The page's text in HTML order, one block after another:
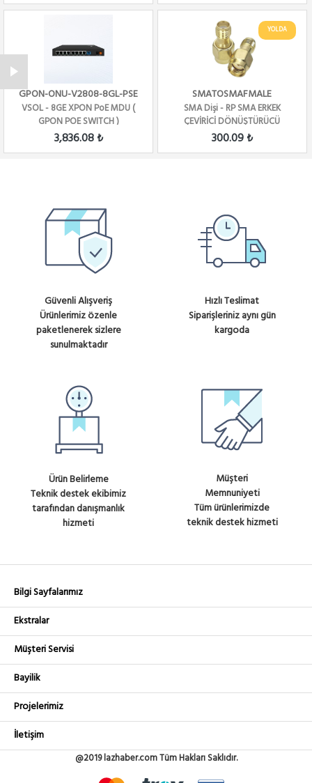
GPON-ONU-V2808-8GL-PSE
VSOL - 8GE XPON PoE MDU (
GPON POE SWITCH )
3,836.08 ₺
YOLDA
SMATOSMAFMALE
SMA Dişi - RP SMA ERKEK
ÇEVİRİCİ DÖNÜŞTÜRÜCÜ
KONNEKTÖR
300.09 ₺
Güvenli Alışveriş
Ürünlerimiz özenle
paketlenerek sizlere
sunulmaktadır
Hızlı Teslimat
Siparişleriniz aynı gün
kargoda
Ürün Belirleme
Teknik destek ekibimiz
tarafından danışmanlık
hizmeti
Müşteri
Memnuniyeti
Tüm ürünlerimizde
teknik destek hizmeti
Bilgi Sayfalarımız
Ekstralar
Müşteri Servisi
Bayilik
Projelerimiz
İletişim
@2019 lazhaber.com Tüm Hakları Saklıdır.